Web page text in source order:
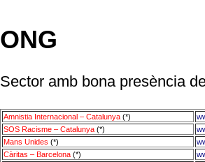
ONG
Sector amb bona presència
Amnistia Internacional – Catalunya (*)
SOS Racisme – Catalunya (*)
Mans Unides (*)
Càritas – Barcelona (*)